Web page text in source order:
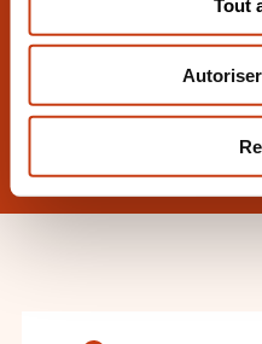
n
Tout
Questions crédits
creditsheures@snj.lu